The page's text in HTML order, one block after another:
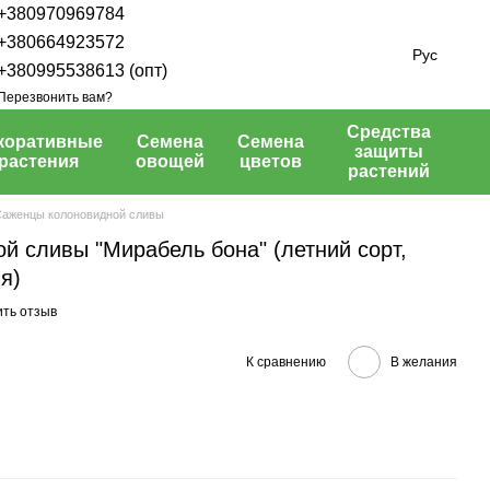
(опт)
вам?
Рус
растения
Семена
овощей
Семена
цветов
Средства
защиты
растений
колоновидной сливы
сливы "Мирабель бона" (летний сорт,
отзыв
К сравнению В желания